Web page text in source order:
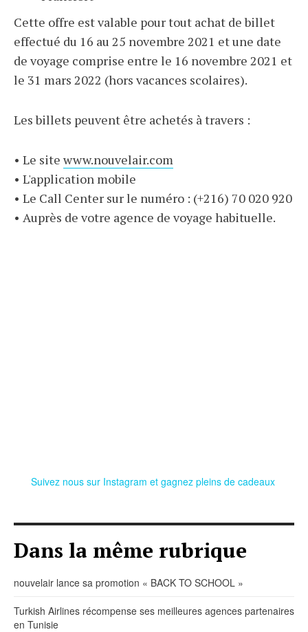
Cette offre est valable pour tout achat de billet
effectué du 16 au 25 novembre 2021 et une date
de voyage comprise entre le 16 novembre 2021 et
le 31 mars 2022 (hors vacances scolaires).
Les billets peuvent être achetés à travers :
• Le site www.nouvelair.com
• L'application mobile
• Le Call Center sur le numéro : (+216) 70 020 920
• Auprès de votre agence de voyage habituelle.
Suivez nous sur Instagram et gagnez pleins de cadeaux
Dans la même rubrique
nouvelair lance sa promotion « BACK TO SCHOOL »
Turkish Airlines récompense ses meilleures agences partenaires
en Tunisie